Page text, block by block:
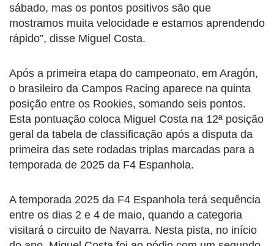
sábado, mas os pontos positivos são que
mostramos muita velocidade e estamos aprendendo
rápido”, disse Miguel Costa.
Após a primeira etapa do campeonato, em Aragón,
o brasileiro da Campos Racing aparece na quinta
posição entre os Rookies, somando seis pontos.
Esta pontuação coloca Miguel Costa na 12ª posição
geral da tabela de classificação após a disputa da
primeira das sete rodadas triplas marcadas para a
temporada de 2025 da F4 Espanhola.
A temporada 2025 da F4 Espanhola terá sequência
entre os dias 2 e 4 de maio, quando a categoria
visitará o circuito de Navarra. Nesta pista, no início